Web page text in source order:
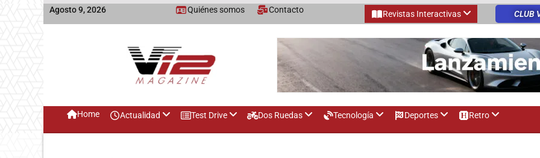
Agosto 9, 2026 Quiénes somos Contacto Revistas Interactivas CLUB
Home Actualidad Test Drive Dos Ruedas Tecnología Deportes Retro